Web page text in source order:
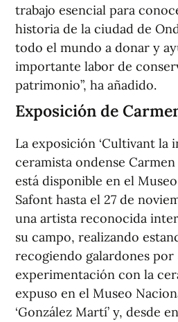
trabajo esencial para
historia de la ciudad de
todo el mundo a donar y
importante labor de
patrimonio”, ha añadido.
Exposición de
La exposición ‘Cultivant la
ceramista ondense
está disponible en el
Safont hasta el 27 de
una artista reconocida
su campo, realizando
recogiendo galardones por
experimentación con la
expuso en el Museo
‘González Martí’ y, desde